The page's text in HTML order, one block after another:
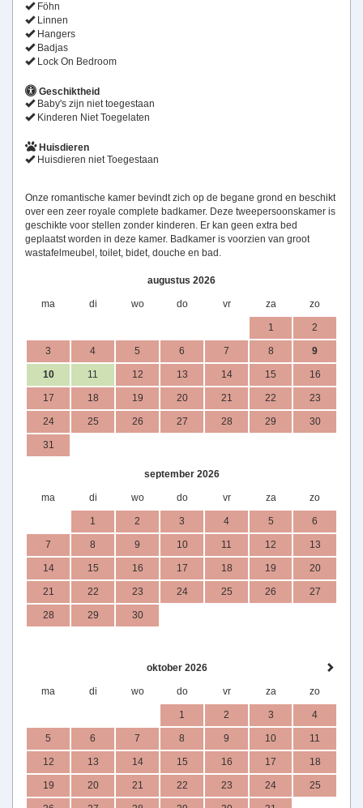
Föhn
Linnen
Hangers
Badjas
Lock On Bedroom
Geschiktheid
Baby's zijn niet toegestaan
Kinderen Niet Toegelaten
Huisdieren
Huisdieren niet Toegestaan
Onze romantische kamer bevindt zich op de begane grond en beschikt
over een zeer royale complete badkamer. Deze tweepersoonskamer is
geschikte voor stellen zonder kinderen. Er kan geen extra bed
geplaatst worden in deze kamer. Badkamer is voorzien van groot
wastafelmeubel, toilet, bidet, douche en bad.
augustus 2026
ma di wo do vr za zo
1 2
3 4 5 6 7 8 9
10 11 12 13 14 15 16
17 18 19 20 21 22 23
24 25 26 27 28 29 30
31
september 2026
ma di wo do vr za zo
1 2 3 4 5 6
7 8 9 10 11 12 13
14 15 16 17 18 19 20
21 22 23 24 25 26 27
28 29 30
oktober 2026
ma di wo do vr za zo
1 2 3 4
5 6 7 8 9 10 11
12 13 14 15 16 17 18
19 20 21 22 23 24 25